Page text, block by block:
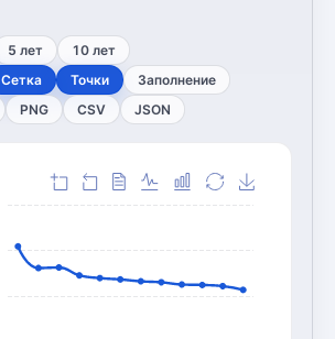
5 лет 10 лет
Сетка Точки Заполнение
PNG CSV JSON